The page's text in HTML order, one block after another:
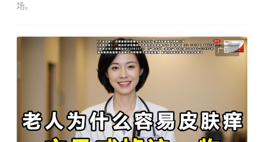
场。
广告